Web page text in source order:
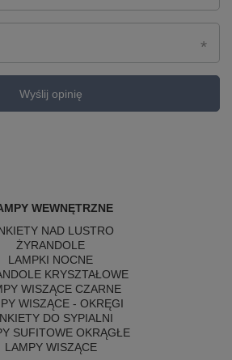
Wyślij opinię
WEWNĘTRZNE
NAD LUSTRO
ŻYRANDOLE
LAMPKI NOCNE
KRYSZTAŁOWE
WISZĄCE CZARNE
WISZĄCE - OKRĘGI
DO SYPIALNI
SUFITOWE OKRĄGŁE
LAMPY WISZĄCE